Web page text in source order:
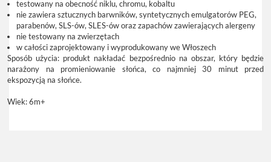
testowany na obecność niklu, chromu, kobaltu
nie zawiera sztucznych barwników, syntetycznych emulgatorów PEG,
parabenów, SLS-ów, SLES-ów oraz zapachów zawierających alergeny
nie testowany na zwierzętach
w całości zaprojektowany i wyprodukowany we Włoszech
Sposób użycia: produkt nakładać bezpośrednio na obszar, który będzie
narażony na promieniowanie słońca, co najmniej 30 minut przed
ekspozycją na słońce.
Wiek: 6m+